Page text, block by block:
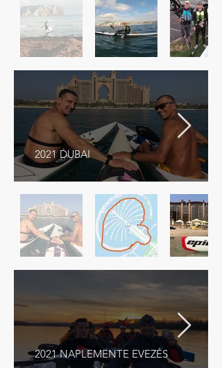
2021 DUBAI
2021 NAPLEMENTE EVEZÉS